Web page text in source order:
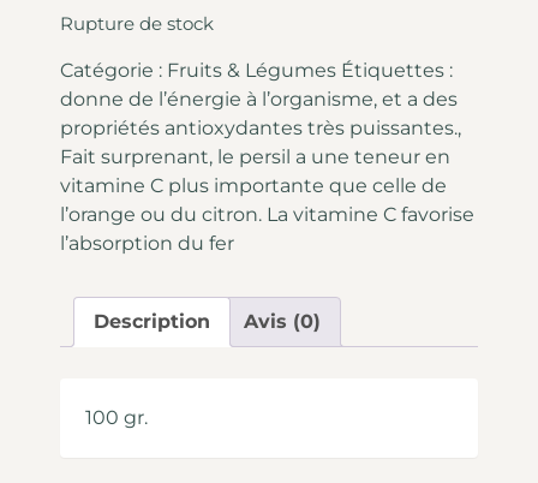
Rupture de stock
Catégorie : Fruits & Légumes Étiquettes :
donne de l’énergie à l’organisme, et a des
propriétés antioxydantes très puissantes.,
Fait surprenant, le persil a une teneur en
vitamine C plus importante que celle de
l’orange ou du citron. La vitamine C favorise
l’absorption du fer
Description Avis (0)
100 gr.